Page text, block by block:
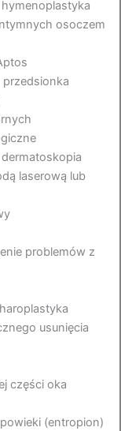
osoczem
przedsionka
laserową lub
problemów z
usunięcia
części oka
(entropion)